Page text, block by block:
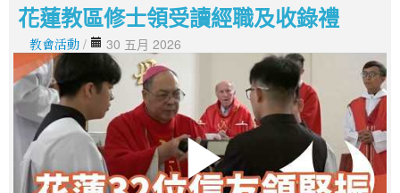
花蓮教區修士領受讀經職及收錄禮
教會活動 / 30 五月 2026